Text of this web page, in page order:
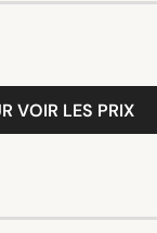
VOIR LES PRIX